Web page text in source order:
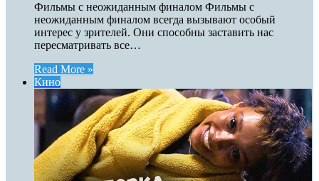
Фильмы с неожиданным финалом Фильмы с
неожиданным финалом всегда вызывают особый
интерес у зрителей. Они способны заставить нас
пересматривать все…
Read More »
Кино